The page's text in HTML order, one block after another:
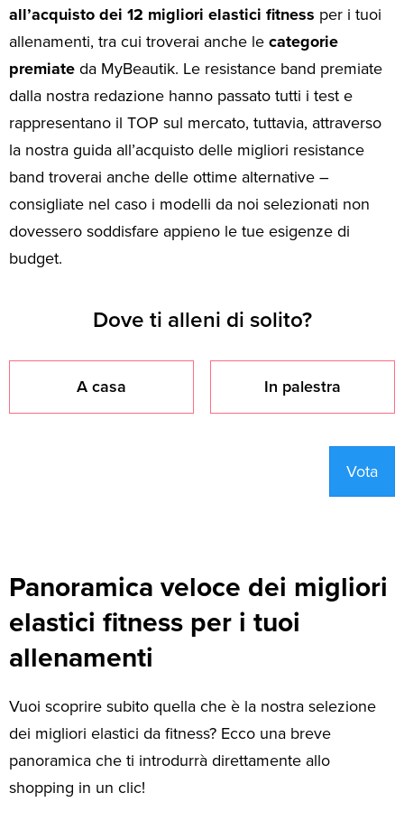
all’acquisto dei 12 migliori elastici fitness per i tuoi
allenamenti, tra cui troverai anche le categorie
premiate da MyBeautik. Le resistance band premiate
dalla nostra redazione hanno passato tutti i test e
rappresentano il TOP sul mercato, tuttavia, attraverso
la nostra guida all’acquisto delle migliori resistance
band troverai anche delle ottime alternative –
consigliate nel caso i modelli da noi selezionati non
dovessero soddisfare appieno le tue esigenze di
budget.
Dove ti alleni di solito?
A casa In palestra
Vota
Panoramica veloce dei migliori
elastici fitness per i tuoi
allenamenti
Vuoi scoprire subito quella che è la nostra selezione
dei migliori elastici da fitness? Ecco una breve
panoramica che ti introdurrà direttamente allo
shopping in un clic!